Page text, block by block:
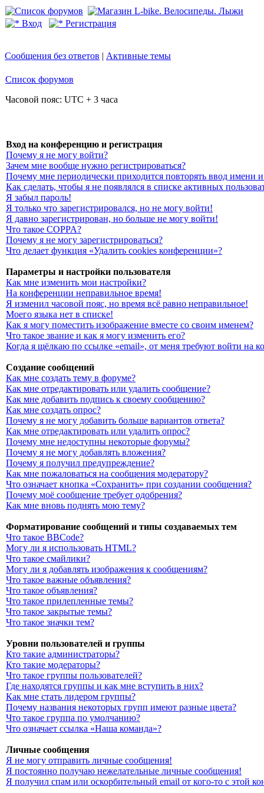
Вход Регистрация
Сообщения без ответов | Активные темы
Список форумов
Часовой пояс: UTC + 3 часа
Вход на конференцию и регистрация
Почему я не могу войти?
Зачем мне вообще нужно регистрироваться?
Почему мне периодически приходится повторять ввод имени
Как сделать, чтобы я не появлялся в списке активных
Я забыл пароль!
Я только что зарегистрировался, но не могу войти!
Я давно зарегистрирован, но больше не могу войти!
Что такое COPPA?
Почему я не могу зарегистрироваться?
Что делает функция «Удалить cookies конференции»?
Параметры и настройки пользователя
Как мне изменить мои настройки?
На конференции неправильное время!
Я изменил часовой пояс, но время всё равно неправильное!
Моего языка нет в списке!
Как я могу поместить изображение вместе со своим именем?
Что такое звание и как я могу изменить его?
Когда я щёлкаю по ссылке «email», от меня требуют войти на
Создание сообщений
Как мне создать тему в форуме?
Как мне отредактировать или удалить сообщение?
Как мне добавить подпись к своему сообщению?
Как мне создать опрос?
Почему я не могу добавить больше вариантов ответа?
Как мне отредактировать или удалить опрос?
Почему мне недоступны некоторые форумы?
Почему я не могу добавлять вложения?
Почему я получил предупреждение?
Как мне пожаловаться на сообщения модератору?
Что означает кнопка «Сохранить» при создании сообщения?
Почему моё сообщение требует одобрения?
Как мне вновь поднять мою тему?
Форматирование сообщений и типы создаваемых тем
Что такое BBCode?
Могу ли я использовать HTML?
Что такое смайлики?
Могу ли я добавлять изображения к сообщениям?
Что такое важные объявления?
Что такое объявления?
Что такое прилепленные темы?
Что такое закрытые темы?
Что такое значки тем?
Уровни пользователей и группы
Кто такие администраторы?
Кто такие модераторы?
Что такое группы пользователей?
Где находятся группы и как мне вступить в них?
Как мне стать лидером группы?
Почему названия некоторых групп имеют разные цвета?
Что такое группа по умолчанию?
Что означает ссылка «Наша команда»?
Личные сообщения
Я не могу отправить личные сообщения!
Я постоянно получаю нежелательные личные сообщения!
Я получил спам или оскорбительный email от кого-то с этой